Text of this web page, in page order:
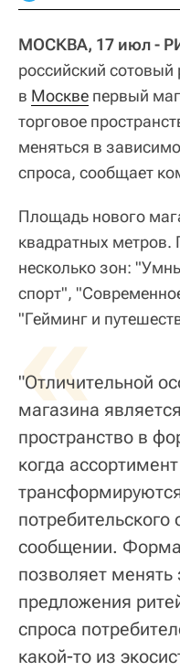
МОСКВА, 17 июл -
российский сотовый
в Москве первый
торговое
меняться в
спроса, сообщает
Площадь нового
квадратных метров.
несколько зон:
спорт",
"Гейминг и
«
"Отличительной
магазина
пространство в
когда
потребительского
сообщении.
позволяет менять
предложения
спроса
какой-то из